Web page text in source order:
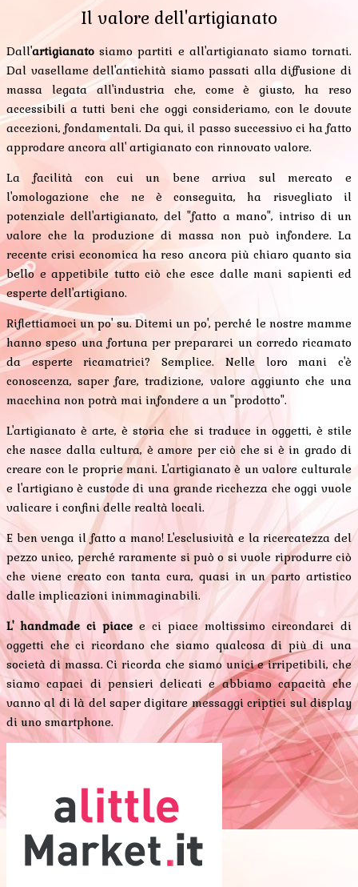
Il valore dell'artigianato
Dall'artigianato siamo partiti e all'artigianato siamo tornati.
Dal vasellame dell'antichità siamo passati alla diffusione di
massa legata all'industria che, come è giusto, ha reso
accessibili a tutti beni che oggi consideriamo, con le dovute
accezioni, fondamentali. Da qui, il passo successivo ci ha fatto
approdare ancora all' artigianato con rinnovato valore.
La facilità con cui un bene arriva sul mercato e
l'omologazione che ne è conseguita, ha risvegliato il
potenziale dell'artigianato, del "fatto a mano", intriso di un
valore che la produzione di massa non può infondere. La
recente crisi economica ha reso ancora più chiaro quanto sia
bello e appetibile tutto ciò che esce dalle mani sapienti ed
esperte dell'artigiano.
Riflettiamoci un po' su. Ditemi un po', perché le nostre mamme
hanno speso una fortuna per prepararci un corredo ricamato
da esperte ricamatrici? Semplice. Nelle loro mani c'è
conoscenza, saper fare, tradizione, valore aggiunto che una
macchina non potrà mai infondere a un "prodotto".
L'artigianato è arte, è storia che si traduce in oggetti, è stile
che nasce dalla cultura, è amore per ciò che si è in grado di
creare con le proprie mani. L'artigianato è un valore culturale
e l'artigiano è custode di una grande ricchezza che oggi vuole
valicare i confini delle realtà locali.
E ben venga il fatto a mano! L'esclusività e la ricercatezza del
pezzo unico, perché raramente si può o si vuole riprodurre ciò
che viene creato con tanta cura, quasi in un parto artistico
dalle implicazioni inimmaginabili.
L' handmade ci piace e ci piace moltissimo circondarci di
oggetti che ci ricordano che siamo qualcosa di più di una
società di massa. Ci ricorda che siamo unici e irripetibili, che
siamo capaci di pensieri delicati e abbiamo capacità che
vanno al di là del saper digitare messaggi criptici sul display
di uno smartphone.